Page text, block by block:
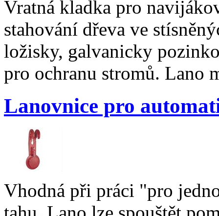
Vratná kladka pro
stahování dřeva ve
ložisky, galvanicky
pro ochranu stromů. Lano
Lanovnice pro
Vhodná při práci "pro